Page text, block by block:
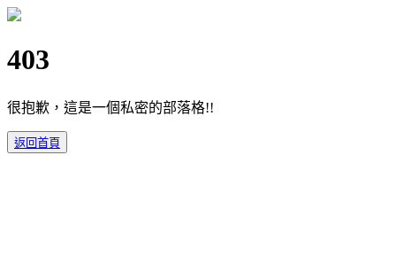
403
很抱歉，這是一個私密的部落格!!
返回首頁